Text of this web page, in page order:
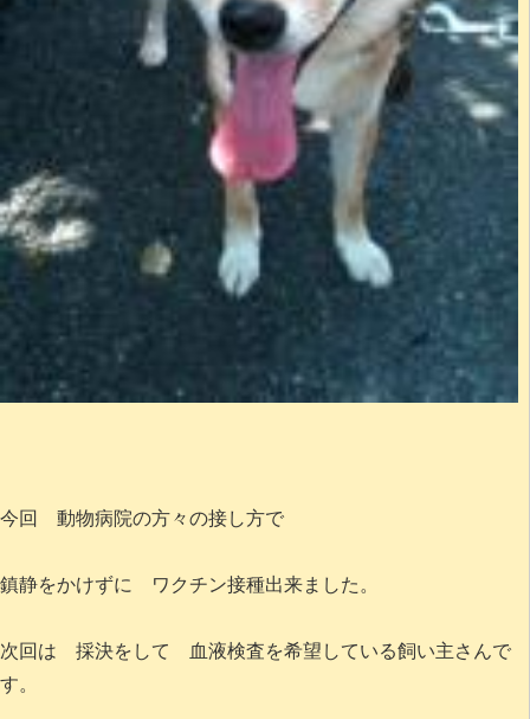
今回 動物病院の方々の接し方で
鎮静をかけずに ワクチン接種出来ました。
次回は 採決をして 血液検査を希望している飼い主さんで
す。